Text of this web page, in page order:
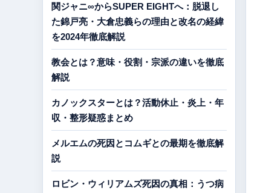
関ジャニ∞からSUPER EIGHTへ：脱退し
た錦戸亮・大倉忠義らの理由と改名の経緯
を2024年徹底解説
教会とは？意味・役割・宗派の違いを徹底
解説
カノックスターとは？活動休止・炎上・年
収・整形疑惑まとめ
メルエムの死因とコムギとの最期を徹底解
説
ロビン・ウィリアムズ死因の真相：うつ病